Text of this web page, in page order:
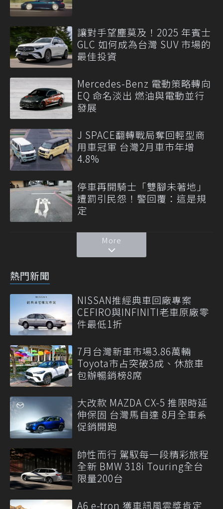
讓對手望塵莫及！2025 年賓士
GLC 如何成為台灣 SUV 市場的
最佳投資
Mercedes-Benz 電動策略轉向
EQ 命名淡出 燃油與電動並行
發展
J SPACE翻轉戰局奪回輕型商
用車冠軍 台灣2月車市年增
4.8%
停車再開騎士「雙腳未著地」
遭罰引民怨！警回覆：這是規
定
More
熱門新聞
NISSAN推經典車回廠專案
CEFIRO與INFINITI老車原廠零
件最低1折
7月台灣新車市場3.86萬輛
Toyota市占突破3成、休旅車
包辦暢銷榜8席
大改款 MAZDA CX-5 推限時延
伸保固 台灣馬自達 8月全車系
促銷開跑
帥性而行 駕馭每一段精彩旅程
全新 BMW 318i Touring全台
限量200台
A6 e-tron 獲車訊風雲獎肯定